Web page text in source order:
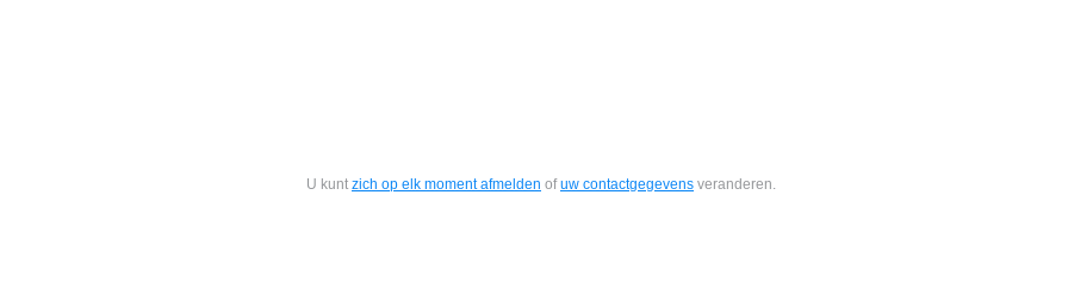
U kunt zich op elk moment afmelden ofuw contactgegevens veranderen.